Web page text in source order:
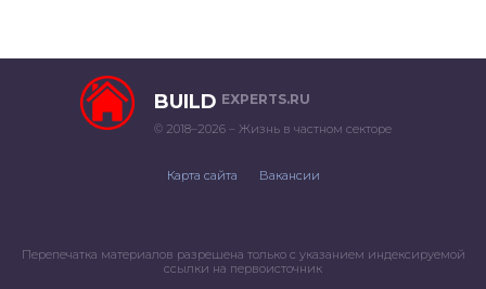
BUILD EXPERTS.RU
© 2018–2026 – Жизнь в частном секторе
Карта сайта Вакансии
Перепечатка материалов разрешена только с указанием индексируемой
ссылки на первоисточник